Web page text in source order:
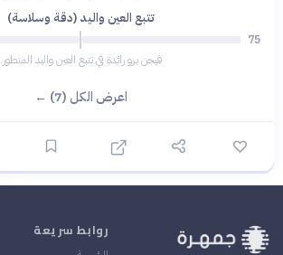
تتبع العين واليد (دقة وسلاسة)
75
فيجن برو رائدة في تتبع العين واليد المتطور.
اعرض الكل (7) ←
روابط سريعة